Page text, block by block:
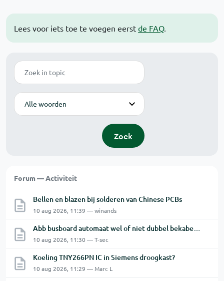
Lees voor iets toe te voegen eerst de FAQ.
Zoek
Modus
Zoek
Forum — Activiteit
Bellen en blazen bij solderen van Chinese PCBs
10 aug 2026, 11:39 — winands
Abb busboard automaat wel of niet dubbel bekabelen ?
10 aug 2026, 11:30 — T-sec
Koeling TNY266PN IC in Siemens droogkast?
10 aug 2026, 11:29 — Marc L